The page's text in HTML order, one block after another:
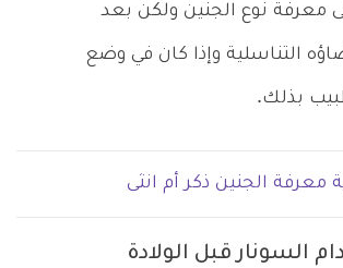
معرفة نوع الجنين ولكن بعد
التناسلية وإذا كان في وضع
بذلك.
معرفة الجنين ذكر أم انثى
السونار قبل الولادة